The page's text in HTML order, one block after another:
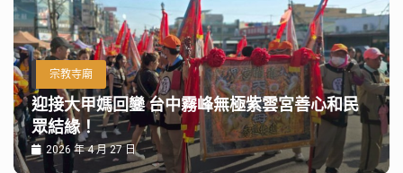
宗教寺廟
迎接大甲媽回鑾 台中霧峰無極紫雲宮善心和民
眾結緣！
2026 年 4 月 27 日